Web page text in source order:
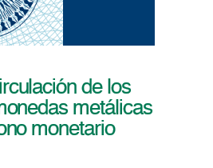
de los
metálicas
monetario